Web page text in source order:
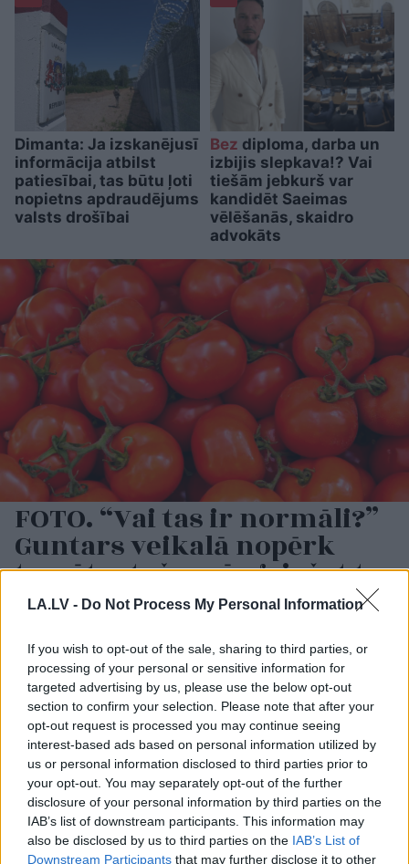
LA.LV - Do Not Process My Personal Information
If you wish to opt-out of the sale, sharing to third parties, or
processing of your personal or sensitive information for
targeted advertising by us, please use the below opt-out
section to confirm your selection. Please note that after your
opt-out request is processed you may continue seeing
interest-based ads based on personal information utilized by
us or personal information disclosed to third parties prior to
your opt-out. You may separately opt-out of the further
disclosure of your personal information by third parties on the
IAB’s list of downstream participants. This information may
also be disclosed by us to third parties on the IAB’s List of
Downstream Participants that may further disclose it to other
Dimanta: Ja izskanējusī
informācija atbilst
patiesībai, tas būtu ļoti
nopietns apdraudējums
valsts drošībai
Bez diploma, darba un
izbijis slepkava!? Vai
tiešām jebkurš var
kandidēt Saeimas
vēlēšanās, skaidro
advokāts
FOTO. “Vai tas ir normāli?”
Guntars veikalā nopērk
tomātu, taču, pārgriežot to
uz pusēm, viņu sagaida
Kā duncis mugurā!
Bagātā Krievijas
TESTS.Ja vari izlasīt
vārdus, kas apgriezti